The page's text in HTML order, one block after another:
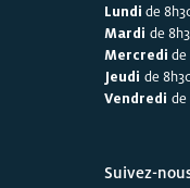
Lundi de
Mardi de
Mercredi de
Jeudi de
Vendredi de
Suivez-